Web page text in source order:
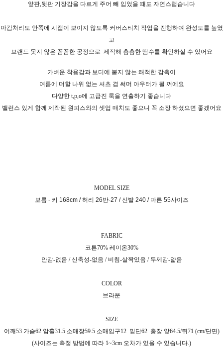
앞판,뒷판 기장감을 다르게 주어 빼 입었을 때도 자연스럽습니다
마감처리도 안쪽에 시접이 보이지 않도록 커버스티치 작업을 진행하여 완성도를 높였
고
브랜드 못지 않은 꼼꼼한 공정으로 제작해 촘촘한 땀수를 확인하실 수 있어요
가벼운 착용감과 보디에 붙지 않는 쾌적한 감촉이
여름에 더할 나위 없는 셔츠 겸 써머 아우터가 될 꺼에요
다양한 t,p,o에 고급진 룩을 연출하기 좋습니다
밸런스 있게 함께 제작된 원피스와의 셋업 매치도 좋으니 꼭 소장 하셨으면 좋겠어요
MODEL SIZE
보름 - 키 168cm / 허리 26반-27 / 신발 240 / 마른 55사이즈
FABRIC
코튼70% 레이온30%
안감-없음 / 신축성-없음 / 비침-살짝있음 / 두께감-얇음
COLOR
브라운
SIZE
어깨53 가슴62 암홀31.5 소매장59.5 소매입구12 밑단62 총장 앞64.5/뒤71 (cm/단면)
(사이즈는 측정 방법에 따라 1~3cm 오차가 있을 수 있습니다.)